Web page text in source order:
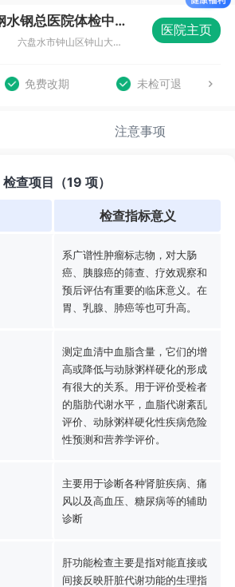
六盘水首钢水钢总医院体检中心
六盘水市钟山区钟山大道中段564号水钢总医院门诊部3楼
医院主页
免费改期 未检可退
注意事项
检查项目（19 项）
检查指标意义
系广谱性肿瘤标志物，对大肠
癌、胰腺癌的筛查、疗效观察和
预后评估有重要的临床意义。在
胃、乳腺、肺癌等也可升高。
测定血清中血脂含量，它们的增
高或降低与动脉粥样硬化的形成
有很大的关系。用于评价受检者
的脂肪代谢水平，血脂代谢紊乱
评价、动脉粥样硬化性疾病危险
性预测和营养学评价。
主要用于诊断各种肾脏疾病、痛
风以及高血压、糖尿病等的辅助
诊断
肝功能检查主要是指对能直接或
间接反映肝脏代谢功能的生理指